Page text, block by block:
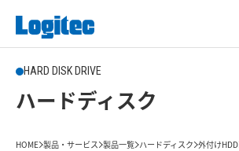
HARD DISK DRIVE
ハードディスク
HOME 製品・サービス 製品一覧 ハードディスク 外付けHDD